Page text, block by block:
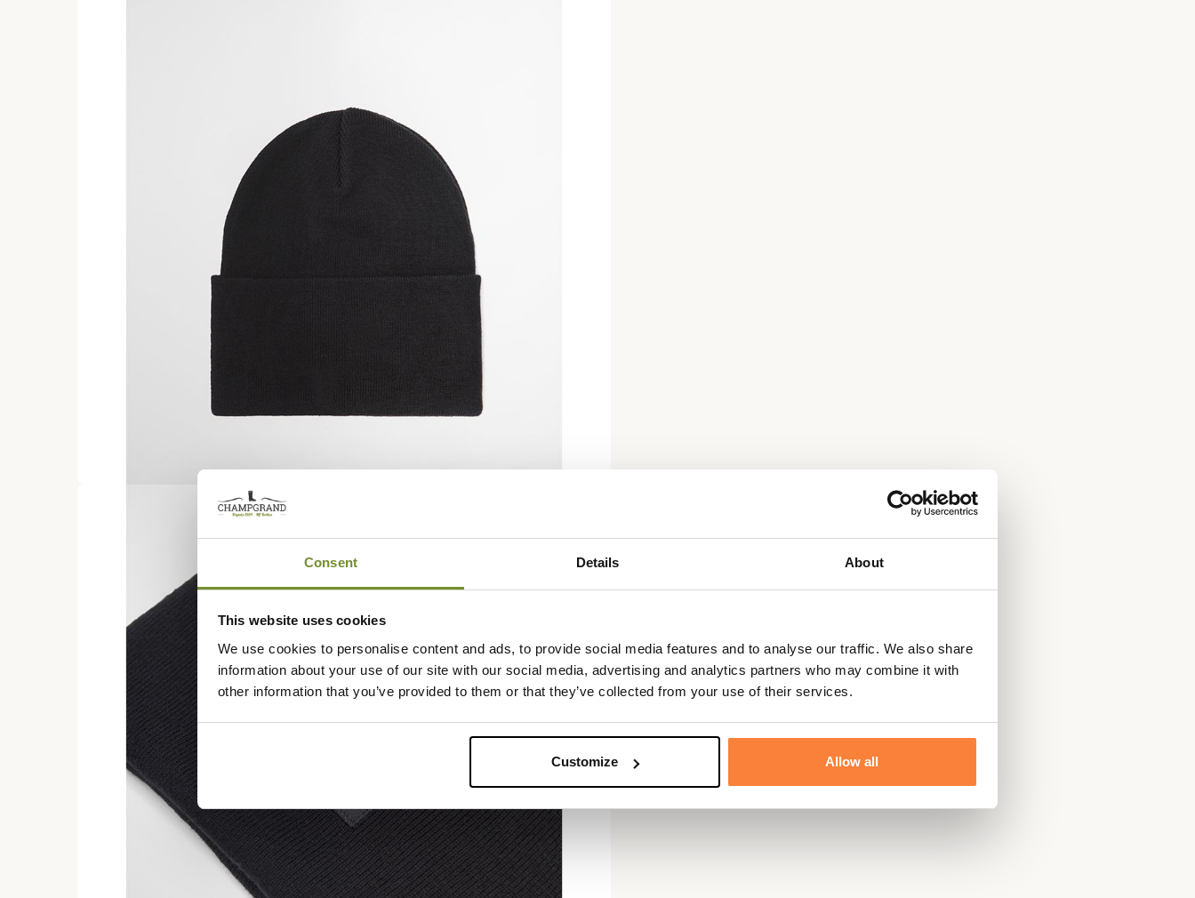
Consent Details About
This website uses cookies
We use cookies to personalise content and ads, to provide social media features and to analyse our traffic. We also share
information about your use of our site with our social media, advertising and analytics partners who may combine it with
other information that you’ve provided to them or that they’ve collected from your use of their services.
Customize Allow all